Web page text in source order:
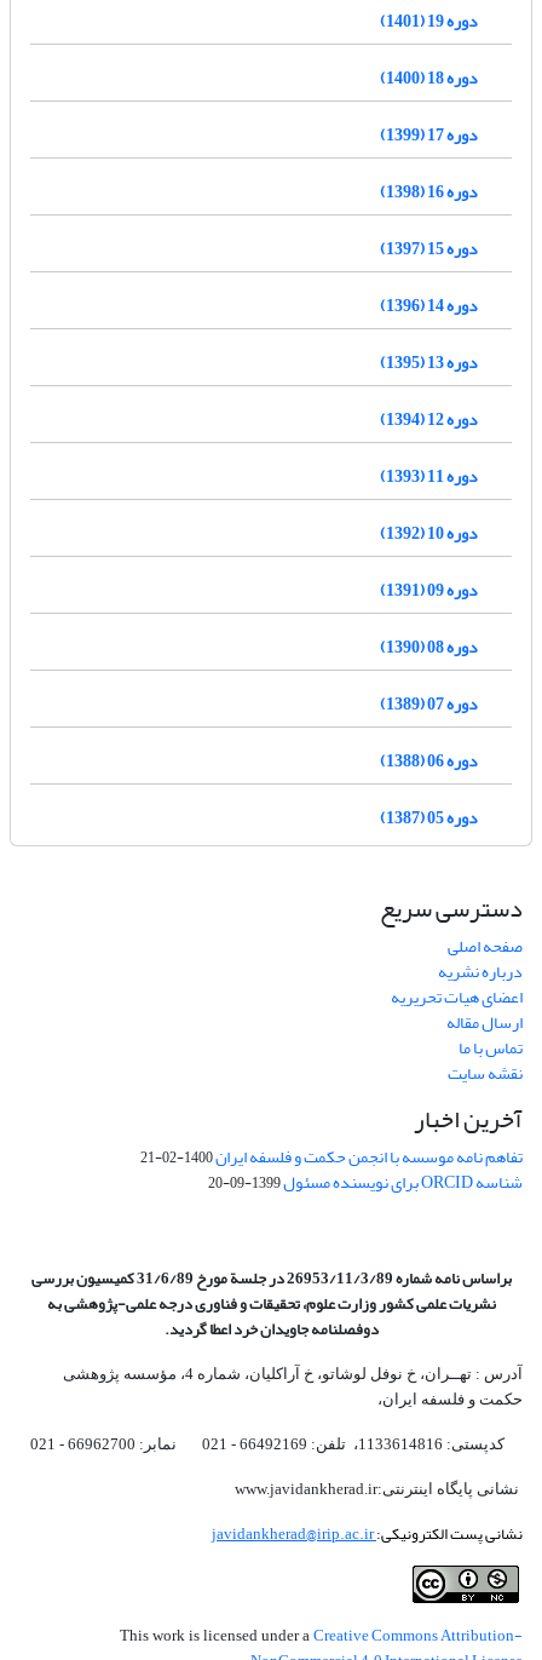
دوره 19 (1401)
دوره 18 (1400)
دوره 17 (1399)
دوره 16 (1398)
دوره 15 (1397)
دوره 14 (1396)
دوره 13 (1395)
دوره 12 (1394)
دوره 11 (1393)
دوره 10 (1392)
دوره 09 (1391)
دوره 08 (1390)
دوره 07 (1389)
دوره 06 (1388)
دوره 05 (1387)
دسترسی سریع
صفحه اصلی
درباره نشریه
اعضای هیات تحریریه
ارسال مقاله
تماس با ما
نقشه سایت
آخرین اخبار
تفاهم نامه موسسه با انجمن حکمت و فلسفه ایران1400-02-21
شناسه ORCID برای نویسنده مسئول 1399-09-20
براساس نامه شماره 26953/11/3/89 در جلسة مورخ 31/6/89 کمیسیون
بررسی
نشریات علمی کشور وزارت علوم، تحقیقات و فناوری درجه علمی‌-پژوهشیبه
دوفصلنامه جاویدان خرد اعطا گردید.
آدرس : تهــران، خ نوفل لوشاتو، خ آراکلیان، شماره 4،‌ مؤسسه پژوهشی
حکمت و فلسفه ایران،‌
کدپستی: 1133614816، تلفن: 66492169 - 021 نمابر: 66962700 - 021
نشانی پایگاه اینترنتی:www.javidankherad.ir
نشانی پست الکترونیکی:javidankherad@irip.ac.ir
This work is licensed under a Creative Commons Attribution-